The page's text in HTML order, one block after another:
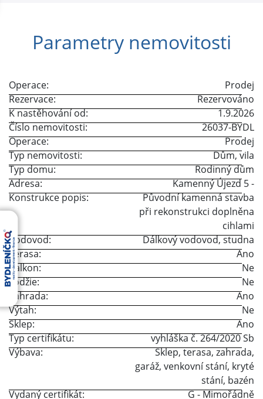
Parametry nemovitosti
Operace:
Prodej
Rezervace:
Rezervováno
K nastěhování od:
1.9.2026
Číslo nemovitosti:
26037-BYDL
Operace:
Prodej
Typ nemovitosti:
Dům, vila
Typ domu:
Rodinný dům
Adresa:
Kamenný Újezd 5-
Konstrukce popis:
Původní kamenná stavba
při rekonstrukci doplněna
cihlami
Vodovod:
Dálkový vodovod,studna
Terasa:
Ano
Balkon:
Ne
Lodžie:
Ne
Zahrada:
Ano
Výtah:
Ne
Sklep:
Ano
Typ certifikátu:
vyhláška č. 264/2020 Sb
Výbava:
Sklep,terasa,zahrada,
garáž, venkovní stání, kryté
stání, bazén
Vydaný certifikát:
G - Mimořádně